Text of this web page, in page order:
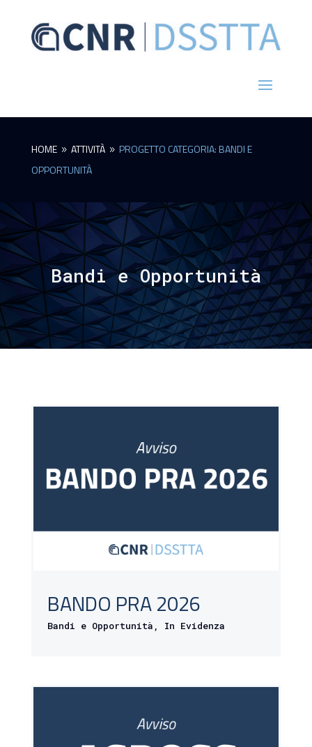
HOME 9 ATTIVITÀ 9 PROGETTO CATEGORIA: BANDI E
OPPORTUNITÀ
Bandi e Opportunità
BANDO PRA 2026
Bandi e Opportunità , In Evidenza